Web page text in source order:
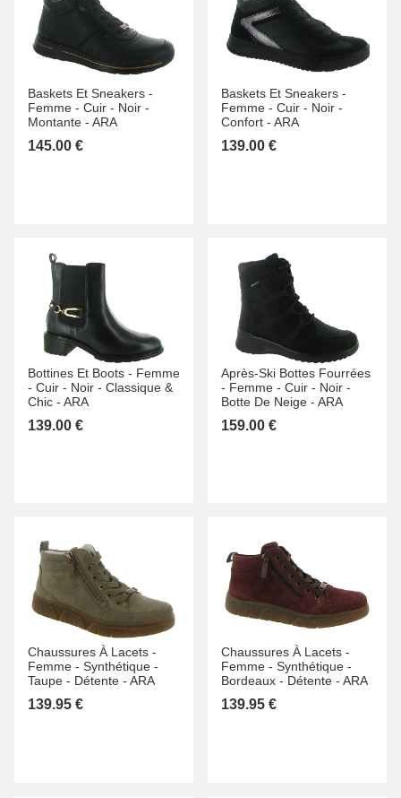
Baskets Et Sneakers -
Femme - Cuir - Noir -
Montante - ARA
145.00 €
Baskets Et Sneakers -
Femme - Cuir - Noir -
Confort - ARA
139.00 €
Bottines Et Boots - Femme
- Cuir - Noir - Classique &
Chic - ARA
139.00 €
Après-Ski Bottes Fourrées
- Femme - Cuir - Noir -
Botte De Neige - ARA
159.00 €
Chaussures À Lacets -
Femme - Synthétique -
Taupe - Détente - ARA
139.95 €
Chaussures À Lacets -
Femme - Synthétique -
Bordeaux - Détente - ARA
139.95 €